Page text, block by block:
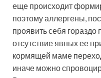
еще происходит
поэтому аллергены,
проявить себя гораздо
отсутствие явных ее
кормящей маме
иначе можно